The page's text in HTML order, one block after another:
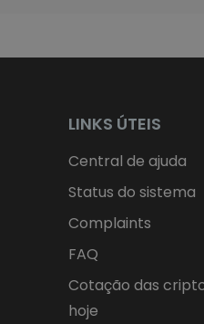
LINKS ÚTEIS
Central de ajuda
Status do sistema
Complaints
FAQ
Cotação das
hoje